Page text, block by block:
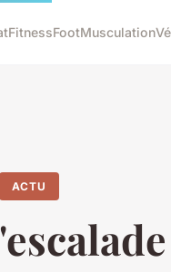
FitnessFootMusculation
ACTU